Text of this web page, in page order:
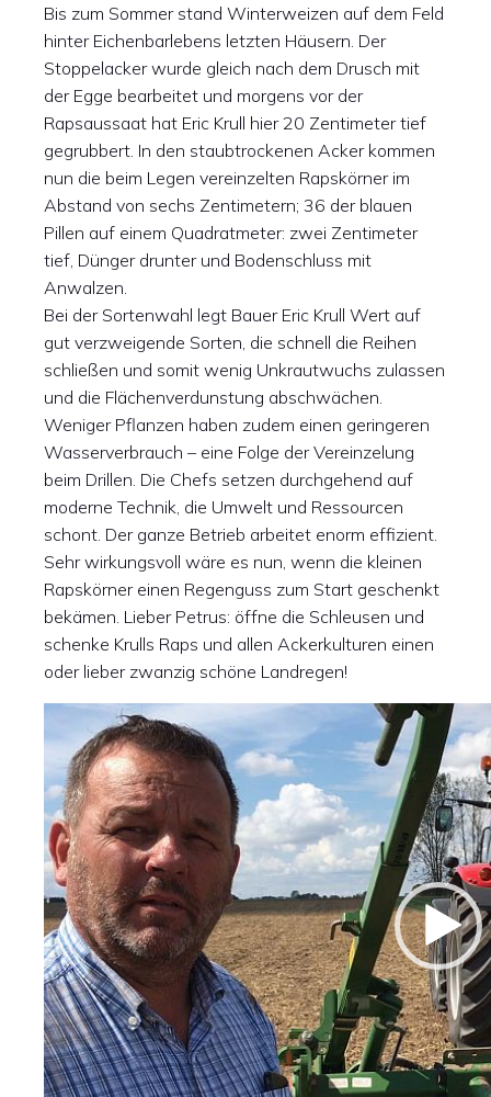
Bis zum Sommer stand Winterweizen auf dem Feld
hinter Eichenbarlebens letzten Häusern. Der
Stoppelacker wurde gleich nach dem Drusch mit
der Egge bearbeitet und morgens vor der
Rapsaussaat hat Eric Krull hier 20 Zentimeter tief
gegrubbert. In den staubtrockenen Acker kommen
nun die beim Legen vereinzelten Rapskörner im
Abstand von sechs Zentimetern; 36 der blauen
Pillen auf einem Quadratmeter: zwei Zentimeter
tief, Dünger drunter und Bodenschluss mit
Anwalzen.
Bei der Sortenwahl legt Bauer Eric Krull Wert auf
gut verzweigende Sorten, die schnell die Reihen
schließen und somit wenig Unkrautwuchs zulassen
und die Flächenverdunstung abschwächen.
Weniger Pflanzen haben zudem einen geringeren
Wasserverbrauch – eine Folge der Vereinzelung
beim Drillen. Die Chefs setzen durchgehend auf
moderne Technik, die Umwelt und Ressourcen
schont. Der ganze Betrieb arbeitet enorm effizient.
Sehr wirkungsvoll wäre es nun, wenn die kleinen
Rapskörner einen Regenguss zum Start geschenkt
bekämen. Lieber Petrus: öffne die Schleusen und
schenke Krulls Raps und allen Ackerkulturen einen
oder lieber zwanzig schöne Landregen!
Player